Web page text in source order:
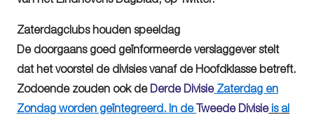
Zaterdagclubs houden speeldag
De doorgaans goed geïnformeerde verslaggever stelt
dat het voorstel de divisies vanaf de Hoofdklasse betreft.
Zodoende zouden ook de Derde DivisieZaterdag en
Zondag worden geïntegreerd. In de Tweede Divisieis al